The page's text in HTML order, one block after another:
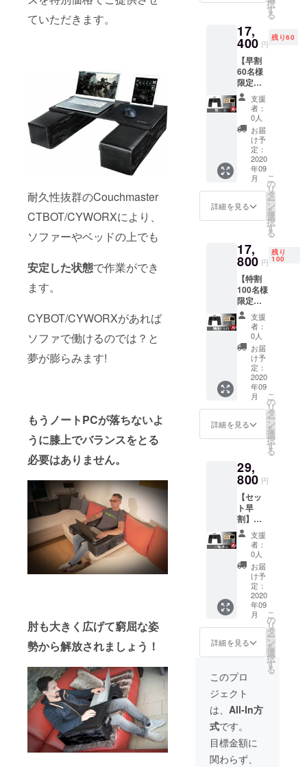
ていただきます。
耐久性抜群のCouchmaster
CTBOT/CYWORXにより、
ソファーやベッドの上でも
安定した状態で作業ができ
ます。
CYBOT/CYWORXがあれば
ソファで働けるのでは？と
夢が膨らみます!
もうノートPCが落ちないよ
うに膝上でバランスをとる
必要はありません。
肘も大きく広げて窮屈な姿
勢から解放されましょう！
さまにご満
足いただけ
る商品や
サービスを
提供し続け
てまいりま
ン、仕
きまし
ては予
告なく
変更に
なるこ
とがご
ざいま
す。
択
す
る
17,
400 円
残り60
【早割
60名様
限定】
CYBOT
または
CYWO
RX 1台
・送料
込みの
価格と
なりま
す。 ・
一部の
デザイ
ン、仕
様につ
ては予
告なく
変更に
なるこ
とがご
ざいま
す。
支援
者：
0人
お届
け予
定：
2020
年09
月
詳細を見る
こ
の
リ
タ
ー
ン
を
選
択
す
る
17,
800 円
残り
100
【特割
100名様
限定】
CYBOT
または
CYWO
RX 1台
・送料
込みの
価格と
なりま
す。 ・
一部の
デザイ
ン、仕
様につ
ては予
告なく
変更に
なるこ
とがご
ざいま
す。
支援
者：
0人
お届
け予
定：
2020
年09
月
詳細を見る
こ
の
リ
タ
ー
ン
を
選
択
す
る
29,
800 円
【セッ
ト早
割】
CYBOT
または
CYWO
RX 2台
・送料
込みの
価格と
なりま
す。 ・
一部の
デザイ
ン、仕
様につ
きまし
ては予
告なく
変更に
なるこ
とがご
ざいま
す。
支援
者：
0人
お届
け予
定：
2020
年09
月
詳細を見る
こ
の
リ
タ
ー
ン
を
選
択
す
る
このプロ
ジェクト
は、 All-In方
式です。
目標金額に
関わらず、